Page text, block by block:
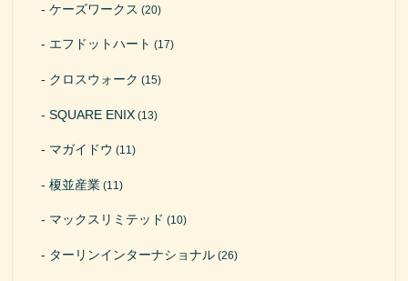
ケーズワークス (20)
エフドットハート (17)
クロスウォーク (15)
SQUARE ENIX (13)
マガイドウ (11)
榎並産業 (11)
マックスリミテッド (10)
ターリンインターナショナル (26)